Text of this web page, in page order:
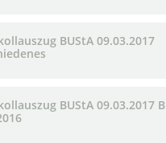
BUStA 09.03.2017
BUStA 09.03.2017 B